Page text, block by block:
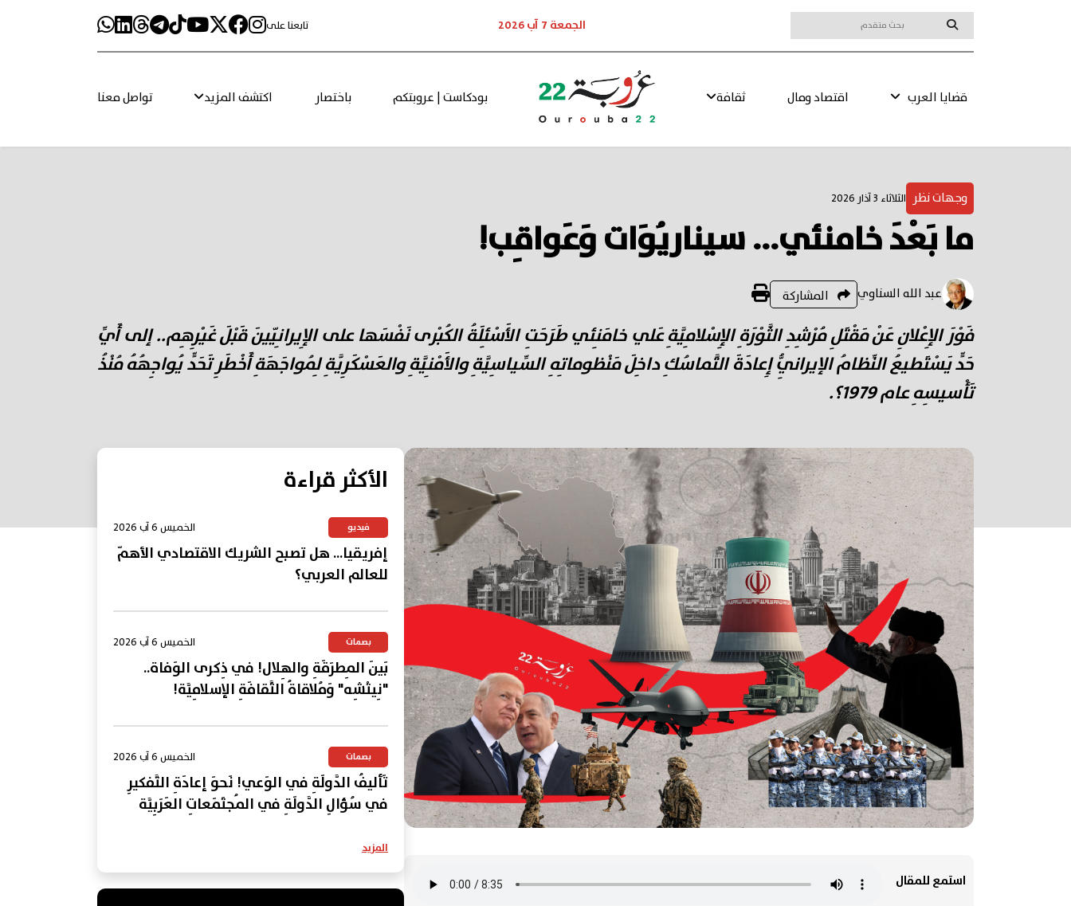
الجمعة 7 آب 2026 تابعنا على
قضايا العرب اقتصاد ومال ثقافة بودكاست | عروبتكم باختصار اكتشف المزيد تواصل معنا
وجهات نظر الثلاثاء 3 آذار 2026
ما بَعْدَ خامنئي... سيناريُوَات وَعَواقِب!
عبد الله السناوي المشاركة
فَوْرَ الإِعْلانِ عَنْ مَقْتَلِ مُرْشِدِ الثَّوْرَةِ الإِسْلامِيَّةِ عَلي خامَنِئي طَرَحَتِ الأَسْئِلَةُ الكُبْرى نَفْسَها على الإِيرانِيّينَ قَبْلَ غَيْرِهِم.. إلى أَيِّ
حَدٍّ يَسْتَطيعُ النِّظامُ الإيرانِيُّ إِعادَةَ التَّماسُكِ داخِلَ مَنْظوماتِهِ السِّياسِيَّةِ والأَمْنِيَّةِ والعَسْكَرِيَّةِ لِمُواجَهَةِ أَخْطَرِ تَحَدٍّ يُواجِهُهُ مُنْذُ
تَأْسيسِهِ عام 1979؟.
استمع للمقال
الأكثر قراءة
فيديو الخميس 6 آب 2026
إفريقيا... هل تصبح الشريك الاقتصادي الأهمّ
للعالم العربي؟
بصمات الخميس 6 آب 2026
بَينَ المِطرَقَةِ والهِلال! في ذِكرى الوَفاة..
"نِيتْشِه" وَمُلاقاةُ الثَّقافَةِ الإسلامِيَّة!
بصمات الخميس 6 آب 2026
تَأليفُ الدَّولَةِ في الوَعي! نَحوَ إعادَةِ التَّفكيرِ
في سُؤالِ الدَّولَةِ في المُجتَمَعاتِ العَرَبِيَّة
المزيد